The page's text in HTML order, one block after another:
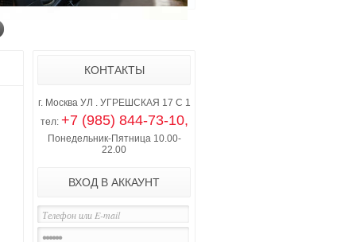
КОНТАКТЫ
г. Москва УЛ . УГРЕШСКАЯ 17 С 1
тел: +7 (985) 844-73-10,
Понедельник-Пятница 10.00-
22.00
ВХОД В АККАУНТ